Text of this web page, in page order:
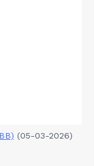
(05-03-2026)